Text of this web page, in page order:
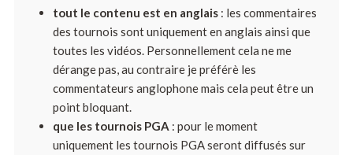
tout le contenu est en anglais: les commentaires
des tournois sont uniquement en anglais ainsi que
toutes les vidéos. Personnellement cela ne me
dérange pas, au contraire je préférè les
commentateurs anglophone mais cela peut être un
point bloquant.
que les tournois PGA : pour le moment
uniquement les tournois PGA seront diffusés sur